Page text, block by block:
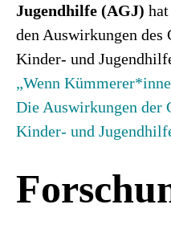
Jugendhilfe (AGJ)
den Auswirkungen
Kinder- und
„Wenn
Die Auswirkungen der
Kinder- und